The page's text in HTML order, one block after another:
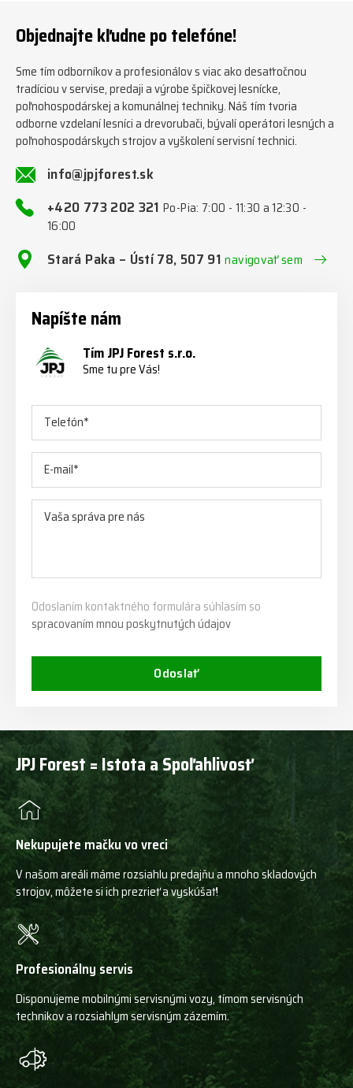
#firewoodproduction
Objednajte kľudne po telefóne!
Sme tím odborníkov a profesionálov s viac ako desaťročnou
tradíciou v servise, predaji a výrobe špičkovej lesnícke,
poľnohospodárskej a komunálnej techniky. Náš tím tvoria
odborne vzdelaní lesníci a drevorubači, bývalí operátori lesných a
poľnohospodárskych strojov a vyškolení servisní technici.
info@jpjforest.sk
+420 773 202 321Po-Pia: 7:00 - 11:30 a 12:30 -
16:00
Stará Paka – Ústí 78, 507 91navigovať sem
Napíšte nám
Tím JPJ Forest s.r.o.
Sme tu pre Vás!
Odoslaním kontaktného formulára súhlasím so
spracovaním mnou poskytnutých údajov
Odoslať
JPJ Forest = Istota a Spoľahlivosť
Nekupujete mačku vo vreci
V našom areáli máme rozsiahlu predajňu a mnoho skladových
strojov, môžete si ich prezrieť a vyskúšať!
Profesionálny servis
Disponujeme mobilnými servisnými vozy, tímom servisných
technikov a rozsiahlym servisným zázemím.